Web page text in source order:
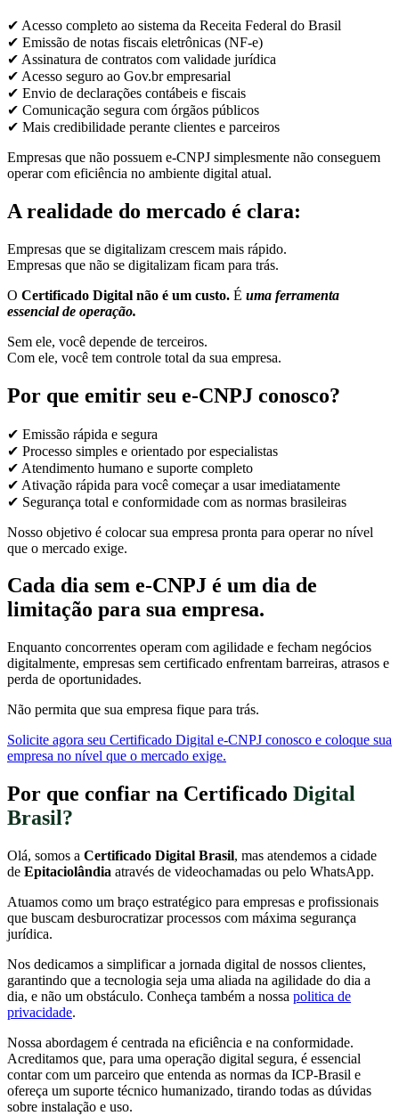
✔ Acesso completo ao sistema da Receita Federal do Brasil
✔ Emissão de notas fiscais eletrônicas (NF-e)
✔ Assinatura de contratos com validade jurídica
✔ Acesso seguro ao Gov.br empresarial
✔ Envio de declarações contábeis e fiscais
✔ Comunicação segura com órgãos públicos
✔ Mais credibilidade perante clientes e parceiros
Empresas que não possuem e-CNPJ simplesmente não conseguem
operar com eficiência no ambiente digital atual.
A realidade do mercado é clara:
Empresas que se digitalizam crescem mais rápido.
Empresas que não se digitalizam ficam para trás.
O Certificado Digital não é um custo. É uma ferramenta
essencial de operação.
Sem ele, você depende de terceiros.
Com ele, você tem controle total da sua empresa.
Por que emitir seu e-CNPJ conosco?
✔ Emissão rápida e segura
✔ Processo simples e orientado por especialistas
✔ Atendimento humano e suporte completo
✔ Ativação rápida para você começar a usar imediatamente
✔ Segurança total e conformidade com as normas brasileiras
Nosso objetivo é colocar sua empresa pronta para operar no nível
que o mercado exige.
Cada dia sem e-CNPJ é um dia de
limitação para sua empresa.
Enquanto concorrentes operam com agilidade e fecham negócios
digitalmente, empresas sem certificado enfrentam barreiras, atrasos e
perda de oportunidades.
Não permita que sua empresa fique para trás.
Solicite agora seu Certificado Digital e-CNPJ conosco e coloque sua
empresa no nível que o mercado exige.
Por que confiar na Certificado Digital
Brasil?
Olá, somos a Certificado Digital Brasil, mas atendemos a cidade
de Epitaciolândia através de videochamadas ou pelo WhatsApp.
Atuamos como um braço estratégico para empresas e profissionais
que buscam desburocratizar processos com máxima segurança
jurídica.
Nos dedicamos a simplificar a jornada digital de nossos clientes,
garantindo que a tecnologia seja uma aliada na agilidade do dia a
dia, e não um obstáculo. Conheça também a nossa politica de
privacidade.
Nossa abordagem é centrada na eficiência e na conformidade.
Acreditamos que, para uma operação digital segura, é essencial
contar com um parceiro que entenda as normas da ICP-Brasil e
ofereça um suporte técnico humanizado, tirando todas as dúvidas
sobre instalação e uso.